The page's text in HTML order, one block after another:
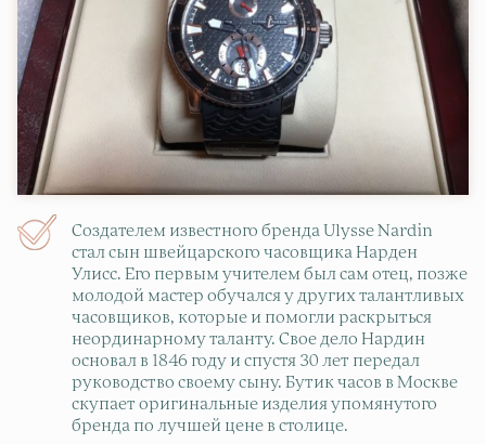
Создателем известного бренда Ulysse Nardin
стал сын швейцарского часовщика Нарден
Улисс. Его первым учителем был сам отец, позже
молодой мастер обучался у других талантливых
часовщиков, которые и помогли раскрыться
неординарному таланту. Свое дело Нардин
основал в 1846 году и спустя 30 лет передал
руководство своему сыну. Бутик часов в Москве
скупает оригинальные изделия упомянутого
бренда по лучшей цене в столице.